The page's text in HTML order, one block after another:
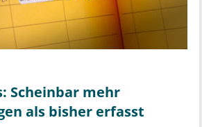
Scheinbar mehr
als bisher erfasst